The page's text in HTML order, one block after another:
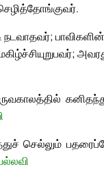
செல்லும்